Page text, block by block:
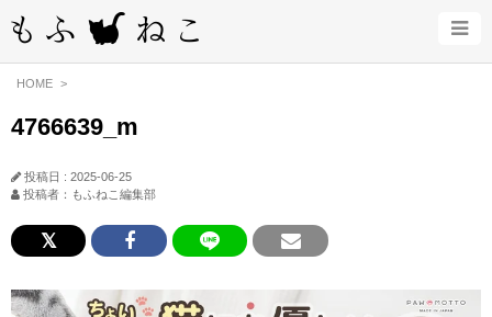
HOME
4766639_m
投稿日 : 2025-06-25
投稿者：もふねこ編集部